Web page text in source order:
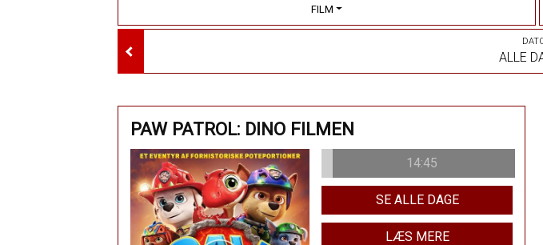
FILM
ALLE
PAW PATROL: DINO FILMEN
14:45
SE ALLE DAGE
LÆS MERE